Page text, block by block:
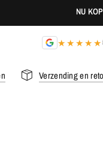
NU
★★★★★
Verzending en